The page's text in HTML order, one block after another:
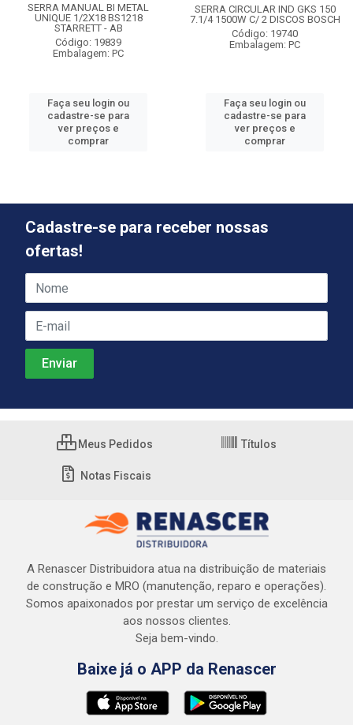
SERRA MANUAL BI METAL
UNIQUE 1/2X18 BS1218
STARRETT - AB
Código: 19839
Embalagem: PC
Faça seu login ou
cadastre-se para
ver preços e
comprar
SERRA CIRCULAR IND GKS 150
7.1/4 1500W C/ 2 DISCOS BOSCH
Código: 19740
Embalagem: PC
Faça seu login ou
cadastre-se para
ver preços e
comprar
Cadastre-se para receber nossas
ofertas!
Meus Pedidos Títulos
Notas Fiscais
A Renascer Distribuidora atua na distribuição de materiais
de construção e MRO (manutenção, reparo e operações).
Somos apaixonados por prestar um serviço de excelência
aos nossos clientes.
Seja bem-vindo.
Baixe já o APP da Renascer